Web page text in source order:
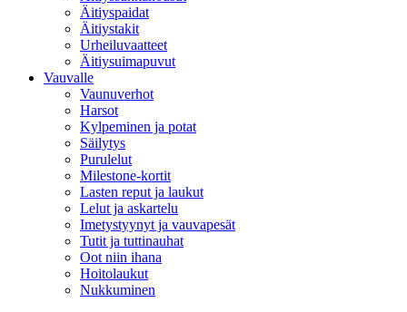
Äitiyspaidat
Äitiystakit
Urheiluvaatteet
Äitiysuimapuvut
Vauvalle
Vaunuverhot
Harsot
Kylpeminen ja potat
Säilytys
Purulelut
Milestone-kortit
Lasten reput ja laukut
Lelut ja askartelu
Imetystyynyt ja vauvapesät
Tutit ja tuttinauhat
Oot niin ihana
Hoitolaukut
Nukkuminen